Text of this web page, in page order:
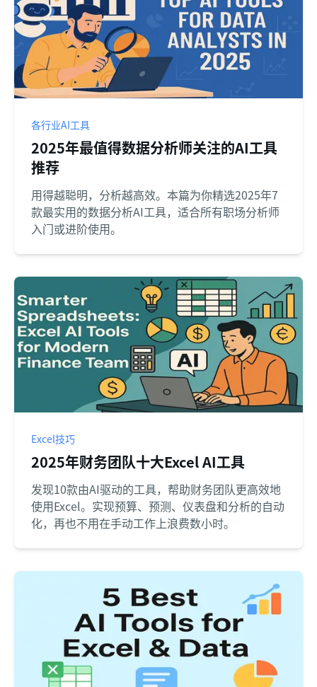
各行业AI工具
2025年最值得数据分析师关注的AI工具
推荐
用得越聪明，分析越高效。本篇为你精选2025年7
款最实用的数据分析AI工具，适合所有职场分析师
入门或进阶使用。
Excel技巧
2025年财务团队十大Excel AI工具
发现10款由AI驱动的工具，帮助财务团队更高效地
使用Excel。实现预算、预测、仪表盘和分析的自动
化，再也不用在手动工作上浪费数小时。